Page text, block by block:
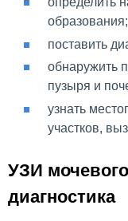
образования;
поставить
обнаружить
пузыря и
узнать
участков,
УЗИ
диагностика